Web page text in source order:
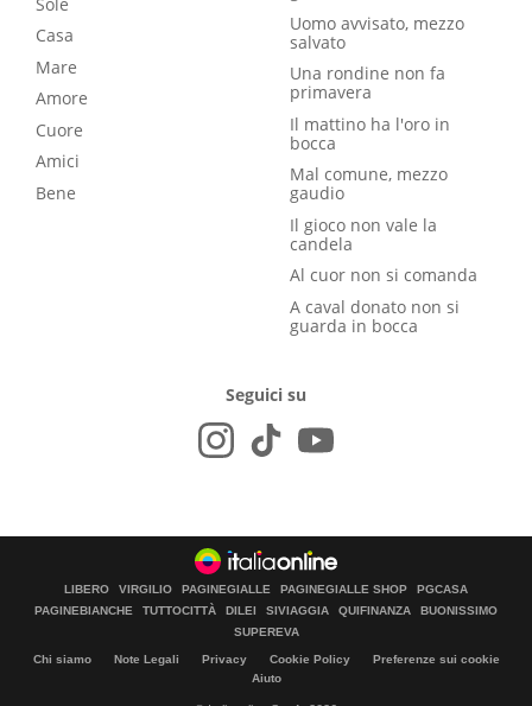
Casa
Mare
Amore
Cuore
Amici
Bene
Uomo avvisato, mezzo
salvato
Una rondine non fa
primavera
Il mattino ha l'oro in
bocca
Mal comune, mezzo
gaudio
Il gioco non vale la
candela
Al cuor non si comanda
A caval donato non si
guarda in bocca
Seguici su
LIBERO VIRGILIO PAGINEGIALLE PAGINEGIALLE SHOP
PGCASA
PAGINEBIANCHE
TUTTOCITTÀ DILEI SIVIAGGIA QUIFINANZA
BUONISSIMO
SUPEREVA
Chi siamo Note Legali Privacy Cookie Policy
Preferenze sui cookie
Aiuto